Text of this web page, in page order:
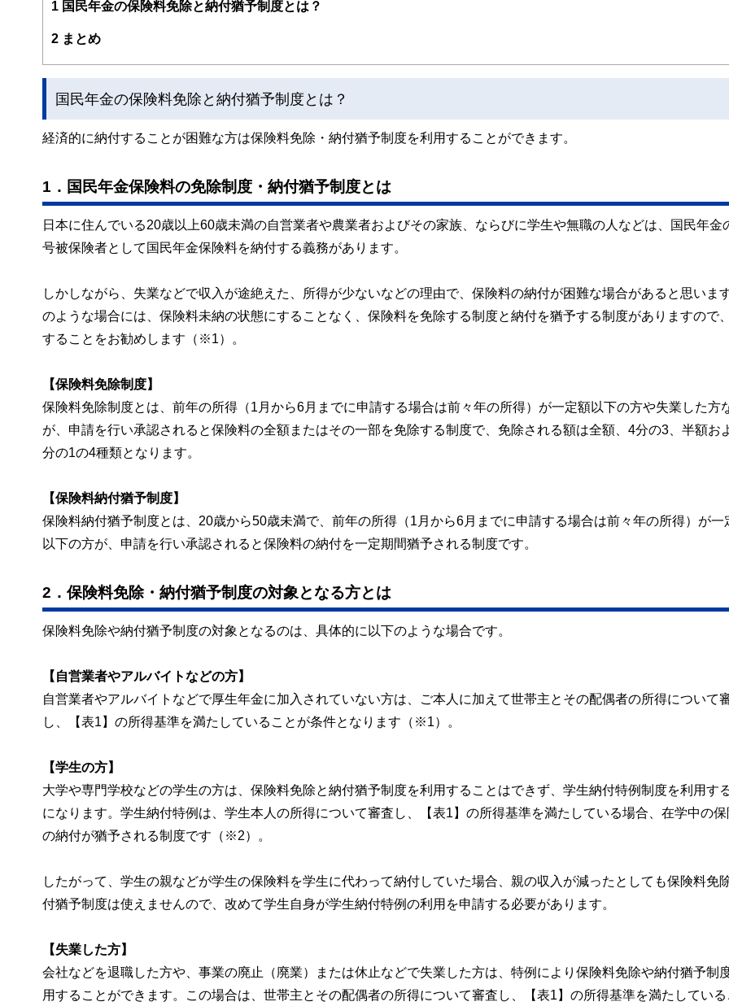
1 国民年金の保険料免除と納付猶予制度とは？
2 まとめ
国民年金の保険料免除と納付猶予制度とは？
経済的に納付することが困難な方は保険料免除・納付猶予制度を利用することができます。
1．国民年金保険料の免除制度・納付猶予制度とは
日本に住んでいる20歳以上60歳未満の自営業者や農業者およびその家族、ならびに学生や無職の人などは、国民年金
号被保険者として国民年金保険料を納付する義務があります。
しかしながら、失業などで収入が途絶えた、所得が少ないなどの理由で、保険料の納付が困難な場合があると思いま
のような場合には、保険料未納の状態にすることなく、保険料を免除する制度と納付を猶予する制度がありますので
することをお勧めします（※1）。
【保険料免除制度】
保険料免除制度とは、前年の所得（1月から6月までに申請する場合は前々年の所得）が一定額以下の方や失業した方
が、申請を行い承認されると保険料の全額またはその一部を免除する制度で、免除される額は全額、4分の3、半額お
分の1の4種類となります。
【保険料納付猶予制度】
保険料納付猶予制度とは、20歳から50歳未満で、前年の所得（1月から6月までに申請する場合は前々年の所得）が一
以下の方が、申請を行い承認されると保険料の納付を一定期間猶予される制度です。
2．保険料免除・納付猶予制度の対象となる方とは
保険料免除や納付猶予制度の対象となるのは、具体的に以下のような場合です。
【自営業者やアルバイトなどの方】
自営業者やアルバイトなどで厚生年金に加入されていない方は、ご本人に加えて世帯主とその配偶者の所得について
し、【表1】の所得基準を満たしていることが条件となります（※1）。
【学生の方】
大学や専門学校などの学生の方は、保険料免除と納付猶予制度を利用することはできず、学生納付特例制度を利用す
になります。学生納付特例は、学生本人の所得について審査し、【表1】の所得基準を満たしている場合、在学中の
の納付が猶予される制度です（※2）。
したがって、学生の親などが学生の保険料を学生に代わって納付していた場合、親の収入が減ったとしても保険料免
付猶予制度は使えませんので、改めて学生自身が学生納付特例の利用を申請する必要があります。
【失業した方】
会社などを退職した方や、事業の廃止（廃業）または休止などで失業した方は、特例により保険料免除や納付猶予制
用することができます。この場合は、世帯主とその配偶者の所得について審査し、【表1】の所得基準を満たしている